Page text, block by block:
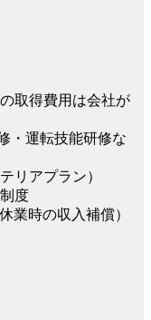
取得費用は会社が
・運転技能研修な
リアプラン）
度
業時の収入補償）